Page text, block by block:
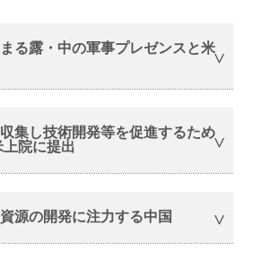
まる露・中の軍事プレゼンスと米
収集し技術開発等を促進するため
院に提出
源の開発に注力する中国